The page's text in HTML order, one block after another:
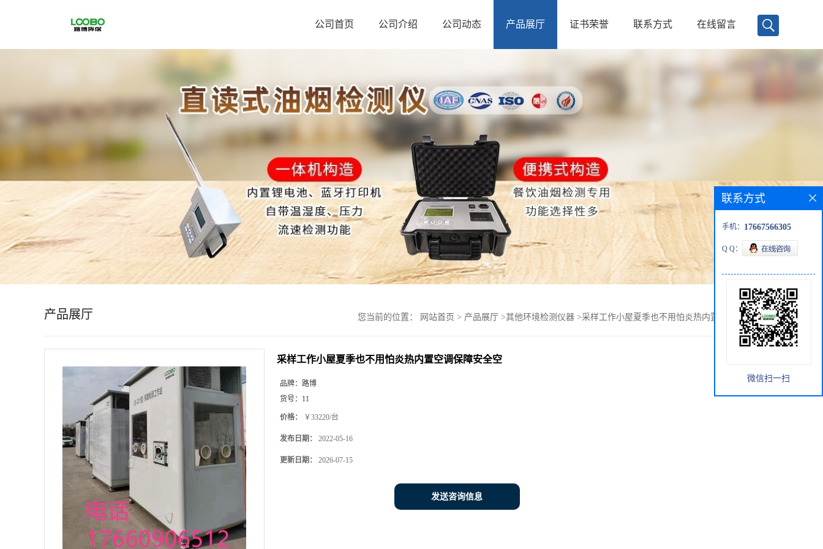
首
公司首页 公司介绍 公司动态 产品展厅 证书荣誉 联系方式 在线留言
产品展厅 您当前的位置： 网站首页 > 产品展厅 >其他环境检测仪器 >采样工作小屋夏季也不用怕炎热内置空调保障安全空
采样工作小屋夏季也不用怕炎热内置空调保障安全空
品牌： 路博
货号： 11
价格： ￥33220/台
发布日期： 2022-05-16
更新日期： 2026-07-15
发送咨询信息
联系方式
手机： 17667566305
Q Q：
微信扫一扫